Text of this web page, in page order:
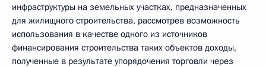
инфраструктуры на земельных участках, предназначенных
для жилищного строительства, рассмотрев возможность
использования в качестве одного из источников
финансирования строительства таких объектов доходы,
полученные в результате упорядочения торговли через